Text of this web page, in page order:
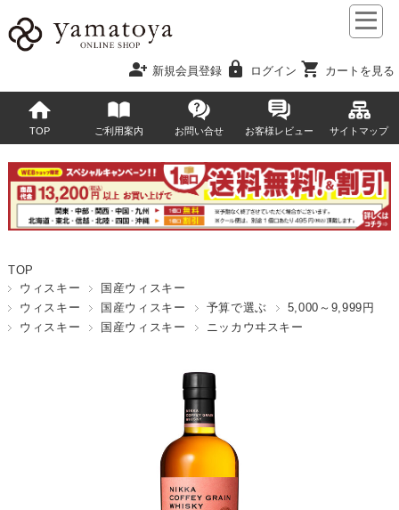
person_add 新規会員登録 lock ログイン shopping_cart カートを見る
TOP ご利用案内 お問い合せ お客様レビュー サイトマップ
TOP
ウィスキー
国産ウィスキー
ウィスキー
国産ウィスキー 予算で選ぶ
5,000～9,999円
ウィスキー
国産ウィスキー ニッカウヰスキー